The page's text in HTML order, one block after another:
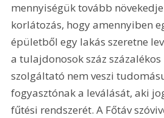
mennyiségük tovább
korlátozás, hogy amennyiben
épületből egy lakás szeretne
a tulajdonosok száz
szolgáltató nem veszi
fogyasztónak a leválását, aki
fűtési rendszerét. A Főtáv